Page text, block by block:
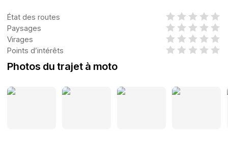
État des routes
Paysages
Virages
Points d’intérêts
Photos du trajet à moto